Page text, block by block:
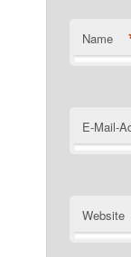
Name
E-Mail-
Website